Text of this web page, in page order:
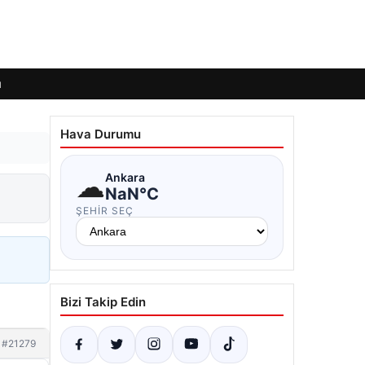
#21279
Hava Durumu
☁Ankara
NaN°C
ŞEHIR SEÇ
Bizi Takip Edin